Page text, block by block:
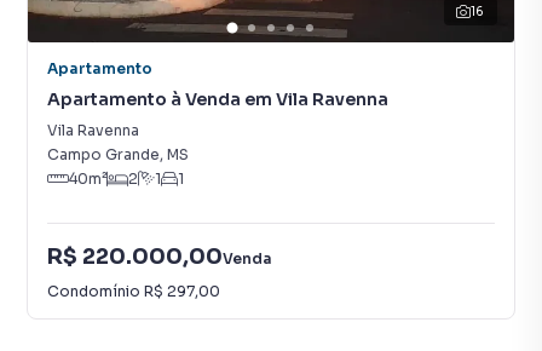
16
Apartamento
Apartamento à Venda em Vila Ravenna
Vila Ravenna
Campo Grande, MS
40m² 2 1 1
R$ 220.000,00Venda
Condomínio R$ 297,00